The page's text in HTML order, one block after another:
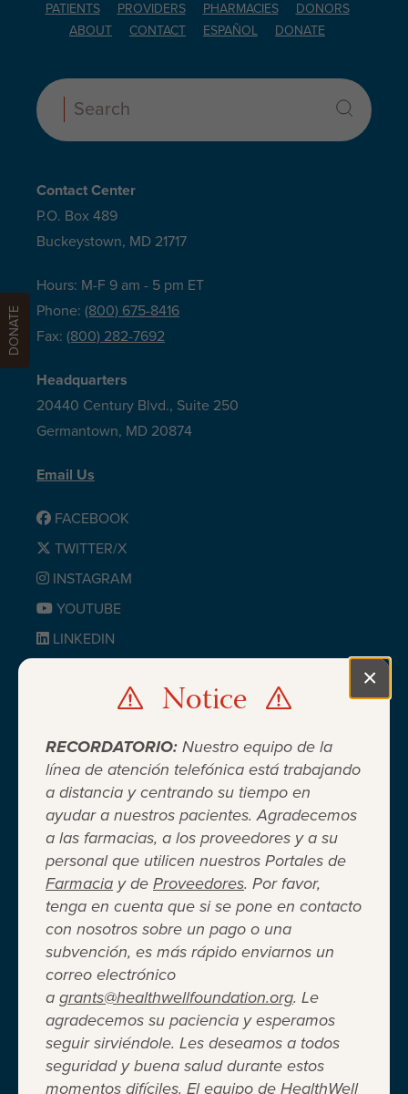
Notice
RECORDATORIO: Nuestro equipo de la
línea de atención telefónica está trabajando
a distancia y centrando su tiempo en
ayudar a nuestros pacientes. Agradecemos
a las farmacias, a los proveedores y a su
personal que utilicen nuestros Portales de
Farmacia y de Proveedores. Por favor,
tenga en cuenta que si se pone en contacto
con nosotros sobre un pago o una
subvención, es más rápido enviarnos un
correo electrónico
a grants@healthwellfoundation.org. Le
agradecemos su paciencia y esperamos
seguir sirviéndole. Les deseamos a todos
seguridad y buena salud durante estos
momentos difíciles. El equipo de HealthWell
×
PATIENTS PROVIDERS PHARMACIES
DONORS
ABOUT
CONTACT ESPAÑOL DONATE
Search:
Cuando el seguro médico no es
suficiente ®
Entidad 501(c)(3) independiente sin fines de lucro
que brinda asistencia financiera a adultos y niños
para cubrir el costo del coseguro de los
medicamentos recetados, copagos, deducibles,
primas de seguro médico y otros gastos médicos
directos de su bolsillo seleccionados.
Contact Center
P.O. Box 489
Buckeystown, MD 21717
Hours: M-F 9 am - 5 pm ET
Phone: (800) 675-8416
Fax: (800) 282-7692
Headquarters
20440 Century Blvd., Suite 250
Germantown, MD 20874
Email Us
FACEBOOK
TWITTER/X
INSTAGRAM
YOUTUBE
LINKEDIN
Terms of Use Privacy Policy Accessibility
DONATE